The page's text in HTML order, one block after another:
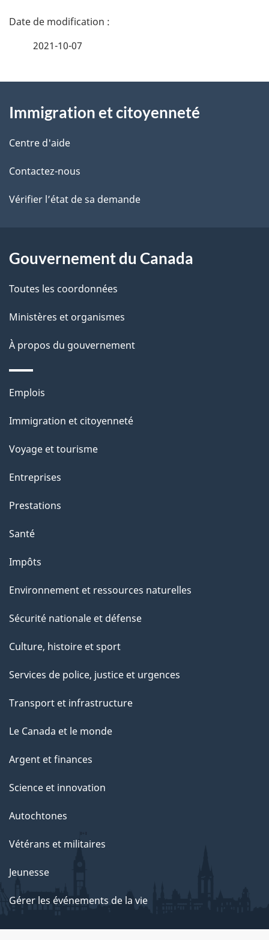
D
i
l
s
d
l
p
a
g
e
2021-10-07
propos
de
ce
site
Immigration et citoyenneté
Centre d'aide
Contactez-nous
Vérifier l’état de sa demande
Gouvernement du Canada
Toutes les coordonnées
Ministères et organismes
À propos du gouvernement
Thèmes
sujets
Emplois
Immigration et citoyenneté
Voyage et tourisme
Entreprises
Prestations
Santé
Impôts
Environnement et ressources naturelles
Sécurité nationale et défense
Culture, histoire et sport
Services de police, justice et urgences
Transport et infrastructure
Le Canada et le monde
Argent et finances
Science et innovation
Autochtones
Vétérans et militaires
Jeunesse
Gérer les événements de la vie